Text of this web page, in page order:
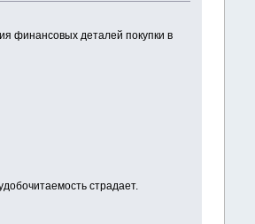
финансовых деталей покупки в
страдает.